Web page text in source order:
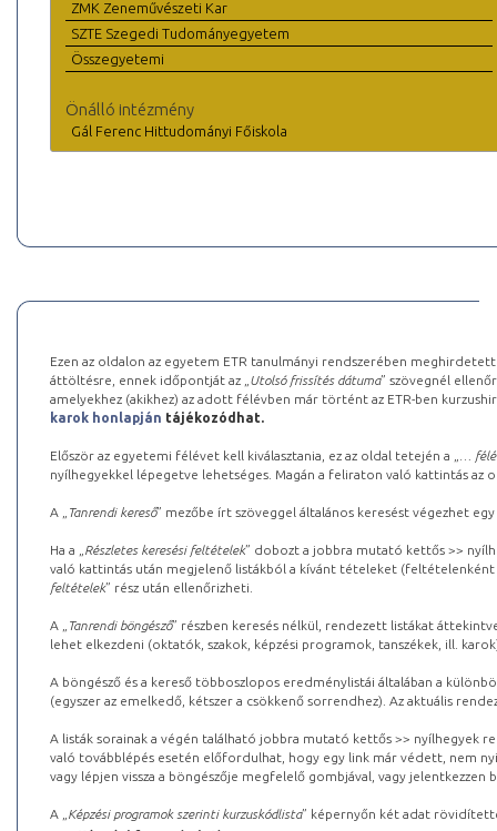
ZMK Zeneművészeti Kar
SZTE Szegedi Tudományegyetem
Összegyetemi
Önálló intézmény
Gál Ferenc Hittudományi Főiskola
Ezen az oldalon az egyetem ETR tanulmányi rendszerében
áttöltésre, ennek időpontját az „ Utolsó frissítés dátuma” szövegnél
amelyekhez (akikhez) az adott félévben már történt az ETR-ben
karok honlapján tájékozódhat.
Először az egyetemi félévet kell kiválasztania, ez az oldal tetején a „
…
nyílhegyekkel lépegetve lehetséges. Magán a feliraton való kattintás az
A „ Tanrendi kereső” mezőbe írt szöveggel általános keresést végezhet
Ha a „ Részletes keresési feltételek” dobozt a jobbra mutató kettős >>
való kattintás után megjelenő listákból a kívánt tételeket (feltételenként
feltételek” rész után ellenőrizheti.
A „ Tanrendi böngésző” részben keresés nélkül, rendezett listákat
lehet elkezdeni (oktatók, szakok, képzési programok, tanszékek, ill.
A böngésző és a kereső többoszlopos eredménylistái általában a
(egyszer az emelkedő, kétszer a csökkenő sorrendhez). Az aktuális
A listák sorainak a végén található jobbra mutató kettős >> nyílhegyek
való továbblépés esetén előfordulhat, hogy egy link már védett, nem
vagy lépjen vissza a böngészője megfelelő gombjával, vagy
A „ Képzési programok szerinti kurzuskódlista” képernyőn két adat